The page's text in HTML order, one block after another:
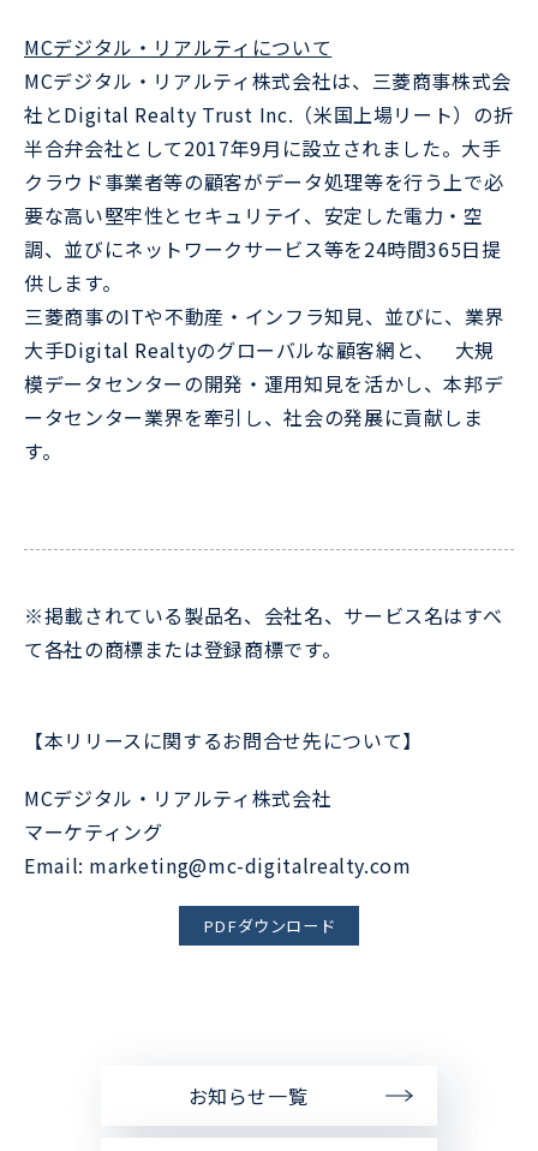
MCデジタル・リアルティについて
MCデジタル・リアルティ株式会社は、三菱商事株式会
社とDigital Realty Trust Inc.（米国上場リート）の折
半合弁会社として2017年9月に設立されました。大手
クラウド事業者等の顧客がデータ処理等を行う上で必
要な高い堅牢性とセキュリテイ、安定した電力・空
調、並びにネットワークサービス等を24時間365日提
供します。
三菱商事のITや不動産・インフラ知見、並びに、業界
大手Digital Realtyのグローバルな顧客網と、 大規
模データセンターの開発・運用知見を活かし、本邦デ
ータセンター業界を牽引し、社会の発展に貢献しま
す。
※掲載されている製品名、会社名、サービス名はすべ
て各社の商標または登録商標です。
【本リリースに関するお問合せ先について】
MCデジタル・リアルティ株式会社
マーケティング
Email: marketing@mc-digitalrealty.com
PDFダウンロード
お知らせ一覧